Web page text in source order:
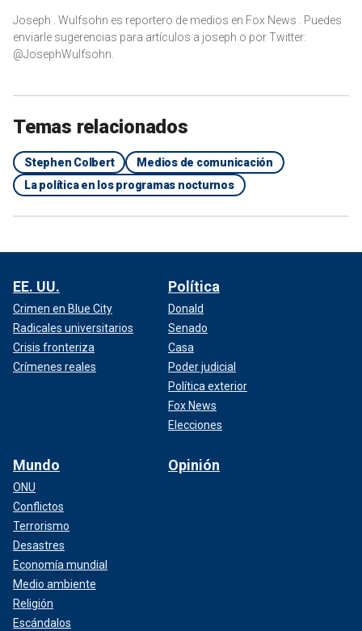
Joseph . Wulfsohn es reportero de medios en Fox News . Puedes
enviarle sugerencias para artículos a joseph o por Twitter:
@JosephWulfsohn.
Temas relacionados
Stephen Colbert
Medios de comunicación
La política en los programas nocturnos
EE. UU.
Crimen en Blue City
Radicales universitarios
Crisis fronteriza
Crímenes reales
Política
Donald
Senado
Casa
Poder judicial
Política exterior
Fox News
Elecciones
Mundo
ONU
Conflictos
Terrorismo
Desastres
Economía mundial
Medio ambiente
Religión
Escándalos
Opinión